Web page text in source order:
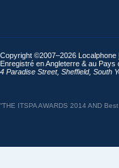
Copyright ©2007–2026 Localphone
Enregistré en Angleterre & au Pays
4 Paradise Street, Sheffield, South
“THE ITSPA AWARDS 2014 AND